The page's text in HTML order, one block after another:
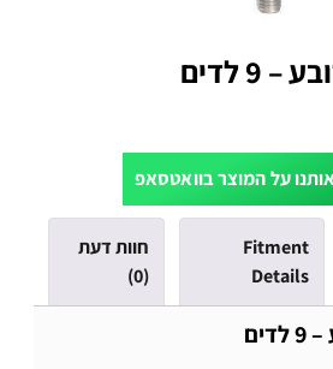
לדים
על המוצר בוואטסאפ
Fitment
Details
חוות דעת
(0)